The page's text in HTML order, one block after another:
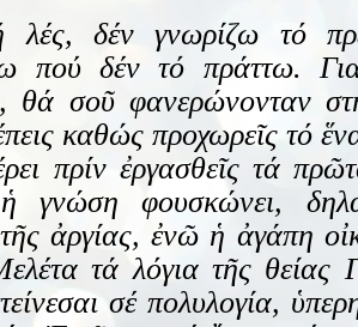
δέν γνωρίζω τό
πού δέν τό πράττω.
θά σοῦ φανερώνονταν
καθώς προχωρεῖς τό
πρίν ἐργασθεῖς τά
γνώση φουσκώνει,
τῆς ἀργίας, ἐνῶ ἡ ἀγάπη
τά λόγια τῆς θείας
σέ πολυλογία,